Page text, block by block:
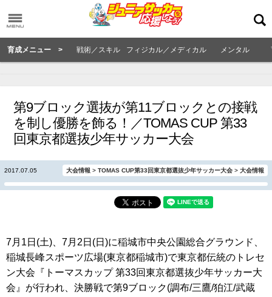
育成メニュー > 戦術／スキル フィジカル／メディカル メンタル
第9ブロック選抜が第11ブロックとの接戦
を制し優勝を飾る！／TOMAS CUP 第33
回東京都選抜少年サッカー大会
2017.07.05 大会情報 > TOMAS CUP第33回東京都選抜少年サッカー大会 > 大会情報
7月1日(土)、7月2日(日)に稲城市中央公園総合グラウンド、
稲城長峰スポーツ広場(東京都稲城市)で東京都伝統のトレセ
ン大会『トーマスカップ 第33回東京都選抜少年サッカー大
会』が行われ、決勝戦で第9ブロック(調布/三鷹/狛江/武蔵